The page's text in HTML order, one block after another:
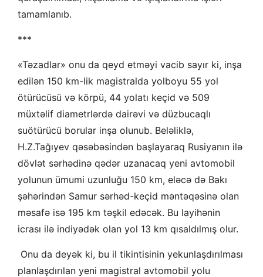
tamamlanıb.
***
«Təzadlar» onu da qeyd etməyi vacib sayır ki, inşa
edilən 150 km-lik magistralda yolboyu 55 yol
ötürücüsü və körpü, 44 yolatı keçid və 509
müxtəlif diametrlərdə dairəvi və düzbucaqlı
suötürücü borular inşa olunub. Beləliklə,
H.Z.Tağıyev qəsəbəsindən başlayaraq Rusiyanın ilə
dövlət sərhədinə qədər uzanacaq yeni avtomobil
yolunun ümumi uzunluğu 150 km, eləcə də Bakı
şəhərindən Samur sərhəd-keçid məntəqəsinə olan
məsafə isə 195 km təşkil edəcək. Bu layihənin
icrası ilə indiyədək olan yol 13 km qısaldılmış olur.
Onu da deyək ki, bu il tikintisinin yekunlaşdırılması
planlaşdırılan yeni magistral avtomobil yolu